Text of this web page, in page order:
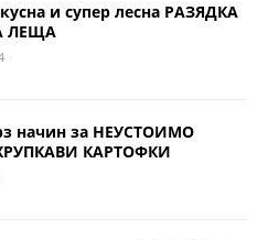
и супер лесна РАЗЯДКА
ЛЕЩА
начин за НЕУСТОИМО
КАРТОФКИ